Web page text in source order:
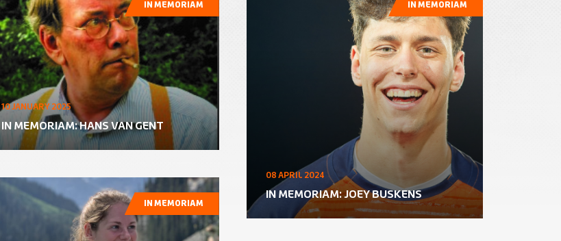
10 JANUARY 2025
IN MEMORIAM: HANS VAN GENT
IN MEMORIAM
IN MEMORIAM
08 APRIL 2024
IN MEMORIAM: JOEY BUSKENS
IN MEMORIAM